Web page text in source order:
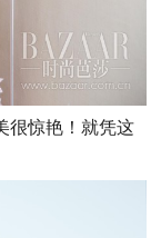
很惊艳！就凭这